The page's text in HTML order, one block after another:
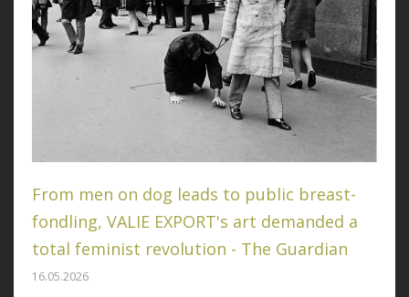
From men on dog leads to public breast-
fondling, VALIE EXPORT's art demanded a
total feminist revolution - The Guardian
16.05.2026